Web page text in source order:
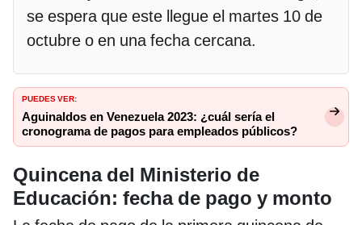
se espera que este llegue el martes 10 de
octubre o en una fecha cercana.
PUEDES VER:
Aguinaldos en Venezuela 2023: ¿cuál sería el
cronograma de pagos para empleados públicos?
Quincena del Ministerio de
Educación: fecha de pago y monto